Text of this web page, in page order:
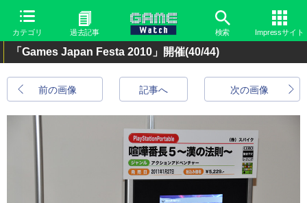
カテゴリ 過去記事 検索 Impressサイト
「Games Japan Festa 2010」開催(40/44)
前の画像 次の画像
記事へ